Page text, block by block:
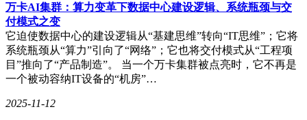
万卡AI集群：算力变革下数据中心建设逻辑、系统瓶颈与交
付模式之变
它迫使数据中心的建设逻辑从“基建思维”转向“IT思维”；它将
系统瓶颈从“算力”引向了“网络”；它也将交付模式从“工程项
目”推向了“产品制造”。 当一个万卡集群被点亮时，它不再是
一个被动容纳IT设备的“机房”…
2025-11-12